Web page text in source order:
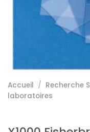
Accueil / Recherche
laboratoires